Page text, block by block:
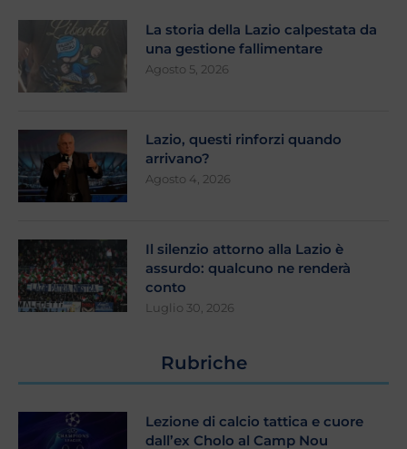
La storia della Lazio calpestata da
una gestione fallimentare
Agosto 5, 2026
Lazio, questi rinforzi quando
arrivano?
Agosto 4, 2026
Il silenzio attorno alla Lazio è
assurdo: qualcuno ne renderà
conto
Luglio 30, 2026
Rubriche
Lezione di calcio tattica e cuore
dall’ex Cholo al Camp Nou